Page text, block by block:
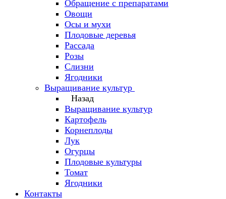
Обращение с препаратами
Овощи
Осы и мухи
Плодовые деревья
Рассада
Розы
Слизни
Ягодники
Выращивание культур
Назад
Выращивание культур
Картофель
Корнеплоды
Лук
Огурцы
Плодовые культуры
Томат
Ягодники
Контакты